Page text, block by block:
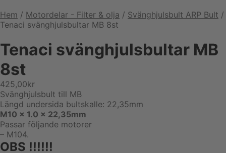
Hem / Motordelar - Filter & olja / Svänghjulsbult ARP Bult /
Tenaci svänghjulsbultar MB 8st
Tenaci svänghjulsbultar MB
8st
425,00kr
Svänghjulsbult till MB
Längd undersida bultskalle: 22,35mm
M10 x 1.0 x 22,35mm
Passar följande motorer
– M104.
OBS !!!!!!